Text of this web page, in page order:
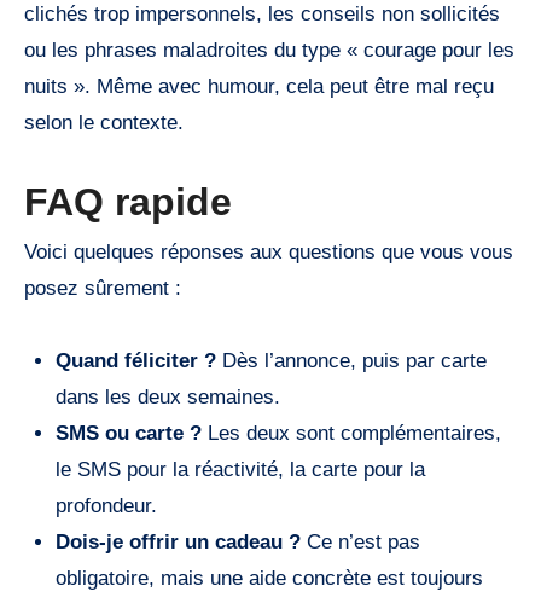
clichés trop impersonnels, les conseils non sollicités
ou les phrases maladroites du type « courage pour les
nuits ». Même avec humour, cela peut être mal reçu
selon le contexte.
FAQ rapide
Voici quelques réponses aux questions que vous vous
posez sûrement :
Quand féliciter ?Dès l’annonce, puis par carte
dans les deux semaines.
SMS ou carte ?Les deux sont complémentaires,
le SMS pour la réactivité, la carte pour la
profondeur.
Dois-je offrir un cadeau ?Ce n’est pas
obligatoire, mais une aide concrète est toujours